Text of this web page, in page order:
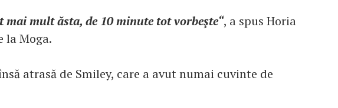
mult ăsta, de 10 minute tot vorbeşte“, a spus Horia
la Moga.
atrasă de Smiley, care a avut numai cuvinte de